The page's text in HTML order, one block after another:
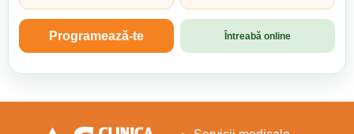
Programează-te Întreabă online